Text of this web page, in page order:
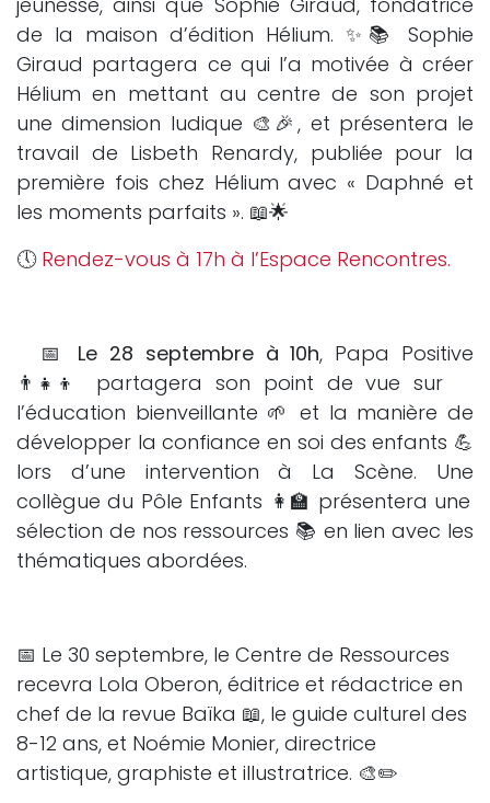
de la maison d’édition Hélium. ✨📚 Sophie
Giraud partagera ce qui l’a motivée à créer
Hélium en mettant au centre de son projet
une dimension ludique 🎨🎉, et présentera le
travail de Lisbeth Renardy, publiée pour la
première fois chez Hélium avec « Daphné et
les moments parfaits ». 📖🌟
🕔 Rendez-vous à 17h à l’Espace Rencontres.
📅 Le 28 septembre à 10h, Papa Positive
👨‍👧‍👦 partagera son point de vue sur
l’éducation bienveillante 🌱 et la manière de
développer la confiance en soi des enfants 💪
lors d’une intervention à La Scène. Une
collègue du Pôle Enfants 👩‍🏫 présentera une
sélection de nos ressources 📚 en lien avec les
thématiques abordées.
📅 Le 30 septembre, le Centre de Ressources
recevra Lola Oberon, éditrice et rédactrice en
chef de la revue Baïka 📖, le guide culturel des
8-12 ans, et Noémie Monier, directrice
artistique, graphiste et illustratrice. 🎨✏️